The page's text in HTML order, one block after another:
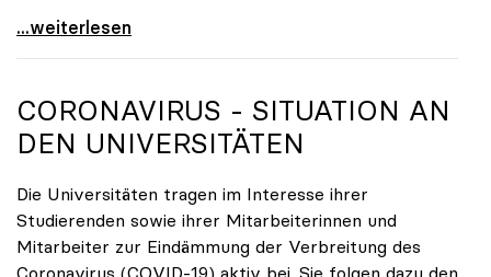
Seidler zu Coronavirus: „Universitäten als Bastion
...weiterlesen
CORONAVIRUS - SITUATION AN
DEN UNIVERSITÄTEN
Die Universitäten tragen im Interesse ihrer
Studierenden sowie ihrer Mitarbeiterinnen und
Mitarbeiter zur Eindämmung der Verbreitung des